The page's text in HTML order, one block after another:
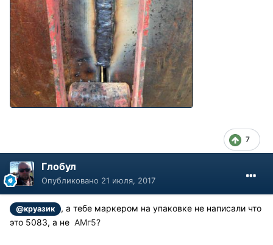
7
Глобул
Опубликовано 21 июля, 2017
@круазик
, а тебе маркером на упаковке не написали что
это 5083, а не АМг5?